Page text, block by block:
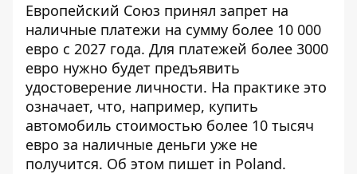
Европейский Союз принял запрет на
наличные платежи на сумму более 10 000
евро с 2027 года. Для платежей более 3000
евро нужно будет предъявить
удостоверение личности. На практике это
означает, что, например, купить
автомобиль стоимостью более 10 тысяч
евро за наличные деньги уже не
получится. Об этом пишет in Poland.